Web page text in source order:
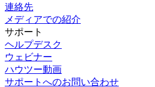
連絡先
メディアでの紹介
サポート
ヘルプデスク
ウェビナー
ハウツー動画
サポートへのお問い合わせ